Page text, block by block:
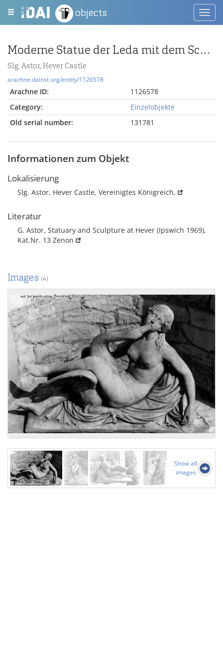
objects
Moderne Statue der Leda mit dem Schwan
Slg. Astor, Hever Castle
arachne.dainst.org/entity/1126578
Arachne ID:
1126578
Category:
Einzelobjekte
Old serial number:
131781
Informationen zum Objekt
Lokalisierung
Slg. Astor, Hever Castle, Vereinigtes Königreich,
Literatur
G. Astor, Statuary and Sculpture at Hever (Ipswich 1969),
Kat.Nr. 13 Zenon
Images (4)
Show all
images